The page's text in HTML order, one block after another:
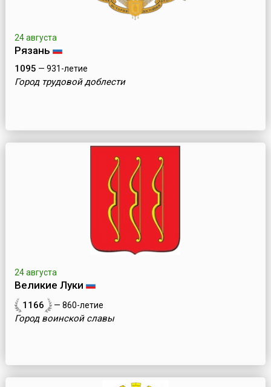
24 августа
Рязань
1095 — 931-летие
Город трудовой доблести
24 августа
Великие Луки
1166 — 860-летие
Город воинской славы